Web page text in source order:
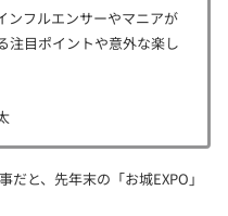
ンフルエンサーやマニアが
注目ポイントや意外な楽し
と、先年末の「お城EXPO」